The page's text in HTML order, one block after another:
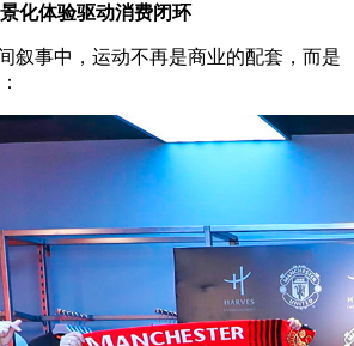
化体验驱动消费闭环
叙事中，运动不再是商业的配套，而是